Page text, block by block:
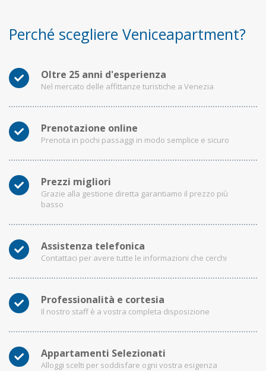
Perché scegliere Veniceapartment?
Oltre 25 anni d'esperienza
Nel mercato delle affittanze turistiche a Venezia
Prenotazione online
Prenota in pochi passaggi in modo semplice e sicuro
Prezzi migliori
Grazie alla gestione diretta garantiamo il prezzo più
basso
Assistenza telefonica
Contattaci per avere tutte le informazioni che cerchi
Professionalità e cortesia
Il nostro staff è a vostra completa disposizione
Appartamenti Selezionati
Alloggi scelti per soddisfare ogni vostra esigenza